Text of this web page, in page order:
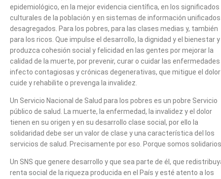
epidemiológico, en la mejor evidencia científica, en los significados
culturales de la población y en sistemas de información
desagregados. Para los pobres, para las clases medias y, también
para los ricos. Que impulse el desarrollo, la dignidad y el bienestar y
produzca cohesión social y felicidad en las gentes por mejorar la
calidad de la muerte, por prevenir, curar o cuidar las enfermedades
infecto contagiosas y crónicas degenerativas, que mitigue el
cuide y rehabilite o prevenga la invalidez.
Un Servicio Nacional de Salud para los pobres es un pobre Servicio
público de salud. La muerte, la enfermedad, la invalidez y el dolor
tienen en su origen y en su desarrollo clase social, por ello la
solidaridad debe ser un valor de clase y una característica del los
servicios de salud. Precisamente por eso. Porque somos
Un SNS que genere desarrollo y que sea parte de él, que
renta social de la riqueza producida en el País y esté atento a los